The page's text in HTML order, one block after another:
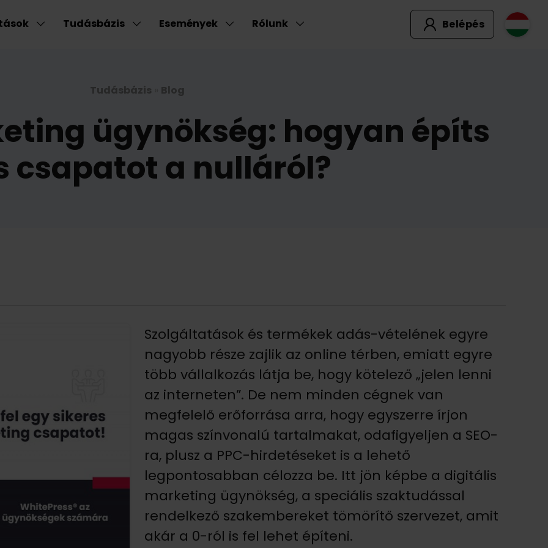
Tudásbázis Események Rólunk Belépés
Tudásbázis Blog
ügynökség: hogyan építs
csapatot a nulláról?
Szolgáltatások és termékek adás-vételének egyre
nagyobb része zajlik az online térben, emiatt egyre
több vállalkozás látja be, hogy kötelező „jelen lenni
az interneten”. De nem minden cégnek van
megfelelő erőforrása arra, hogy egyszerre írjon
magas színvonalú tartalmakat, odafigyeljen a SEO-
ra, plusz a PPC-hirdetéseket is a lehető
legpontosabban célozza be. Itt jön képbe a digitális
marketing ügynökség, a speciális szaktudással
rendelkező szakembereket tömörítő szervezet, amit
akár a 0-ról is fel lehet építeni.